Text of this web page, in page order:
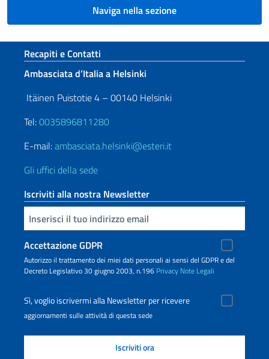
Naviga nella sezione
Sezione footer
Recapiti e Contatti
Ambasciata d’Italia a Helsinki
Itäinen Puistotie 4 – 00140 Helsinki
Tel:0035896811280
E-mail:ambasciata.helsinki@esteri.it
Gli uffici della sede
Iscriviti alla nostra Newsletter
Inserisci la tua email
Accettazione GDPR
Autorizzo il trattamento dei miei dati personali ai sensi del GDPR e del
Decreto Legislativo 30 giugno 2003, n.196 Privacy Note Legali
Sì, voglio iscrivermi alla Newsletter per ricevere
aggiornamenti sulle attività di questa sede